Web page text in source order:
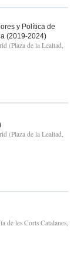
y Política de
(2019-2024)
(Plaza de la Lealtad,
(Plaza de la Lealtad,
de les Corts Catalanes,